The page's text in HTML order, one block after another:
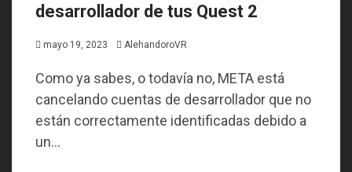
desarrollador de tus Quest 2
mayo 19, 2023 AlehandoroVR
Como ya sabes, o todavía no, META está
cancelando cuentas de desarrollador que no
están correctamente identificadas debido a
un...